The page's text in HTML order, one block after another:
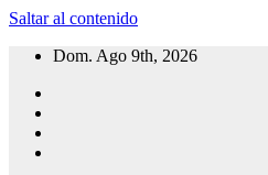
Saltar al contenido
Dom. Ago 9th, 2026